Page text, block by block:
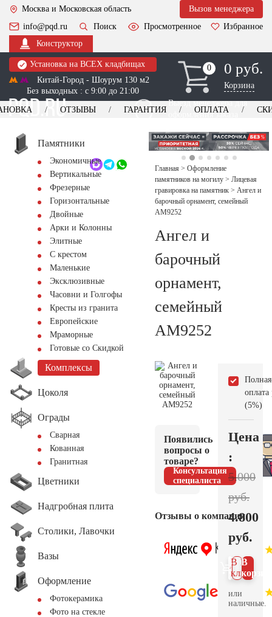
Москва и Московская область
Вызов менеджера
info@pqd.ru
Поиск Просмотренное
Избранное
Конструктор
Установка на ВСЕХ кладбищах
Китай-Город - Шоурум 130 м2
Без выходных : с 9:00 до 21:00
0
0 0 руб.
Корзина
Выезд менеджера для
оформления заказа
+7 (495) 518-44-23
Обратный звонок
ОТЗЫВЫ ГАРАНТИЯ ОПЛАТА
Памятники
Экономичные
Вертикальные
Фрезерные
Горизонтальные
Двойные
Арки и Колонны
Элитные
С крестом
Маленькие
Эксклюзивные
Часовни и Голгофы
Кресты из гранита
Европейские
Мраморные
Готовые со Скидкой
Комплексы
Цоколя
Ограды
Сварная
Кованная
Гранитная
Цветники
Надгробная плита
Столики, Лавочки
Вазы
Оформление
Фотокерамика
Фото на стекле
Главная > Оформление
памятников на могилу > Лицевая
гравировка на памятник > Ангел и
барочный орнамент, семейный
AM9252
Ангел и
барочный
орнамент,
семейный
AM9252
Появились
вопросы о
товаре?
Консультация
специалиста
Отзывы о компании
Полная
оплата
(5%)
Цена
:
5.000
руб.
4.800
руб.
В
В 1
клик
или
наличные.